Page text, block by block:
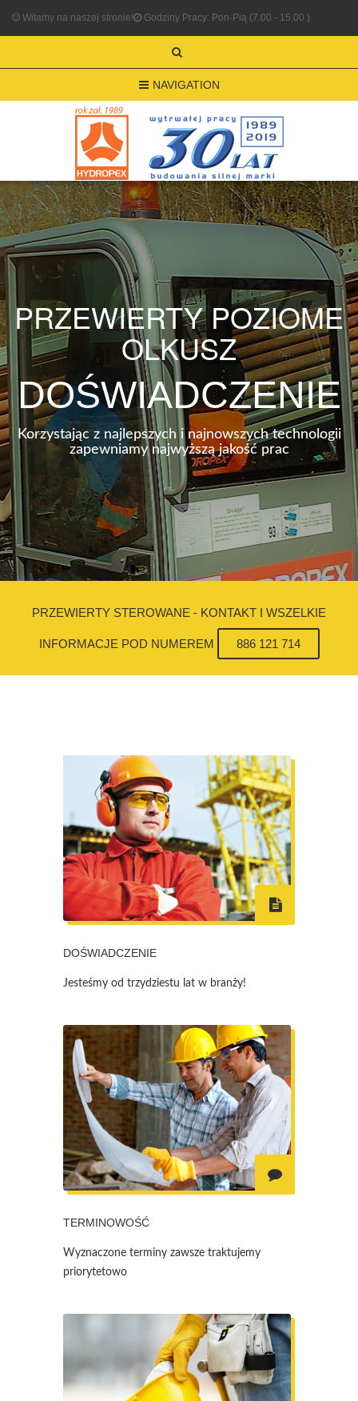
Witamy na naszej stronie! Godziny Pracy: Pon-Pią (7.00 - 15.00 )
NAVIGATION
PRZEWIERTY POZIOME
OLKUSZ
DOŚWIADCZENIE
Korzystając z najlepszych i najnowszych technologii
zapewniamy najwyższą jakość prac
PRZEWIERTY STEROWANE - KONTAKT I WSZELKIE
INFORMACJE POD NUMEREM 886 121 714
DOŚWIADCZENIE
Jesteśmy od trzydziestu lat w branży!
TERMINOWOŚĆ
Wyznaczone terminy zawsze traktujemy
priorytetowo